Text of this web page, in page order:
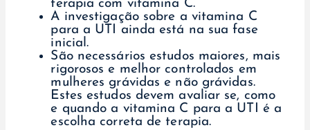
terapia com vitamina C.
A investigação sobre a vitamina C
para a UTI ainda está na sua fase
inicial.
São necessários estudos maiores, mais
rigorosos e melhor controlados em
mulheres grávidas e não grávidas.
Estes estudos devem avaliar se, como
e quando a vitamina C para a UTI é a
escolha correta de terapia.